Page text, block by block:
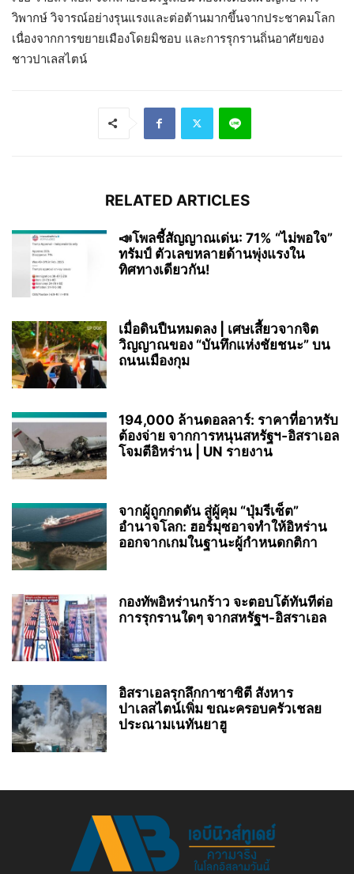
วิพากษ์ วิจารณ์อย่างรุนแรงและต่อต้านมากขึ้นจากประชาคมโลก
เนื่องจากการขยายเมืองโดยมิชอบ และการรุกรานถิ่นอาศัยของ
ชาวปาเลสไตน์
RELATED ARTICLES
📣โพลชี้สัญญาณเด่น: 71% “ไม่พอใจ”
ทรัมป์ ตัวเลขหลายด้านพุ่งแรงใน
ทิศทางเดียวกัน!
เมื่อดินปืนหมดลง | เศษเสี้ยวจากจิต
วิญญาณของ “บันทึกแห่งชัยชนะ” บน
ถนนเมืองกุม
194,000 ล้านดอลลาร์: ราคาที่อาหรับ
ต้องจ่าย จากการหนุนสหรัฐฯ‑อิสราเอล
โจมตีอิหร่าน | UN รายงาน
จากผู้ถูกกดดัน สู่ผู้คุม “ปุ่มรีเซ็ต”
อำนาจโลก: ฮอร์มุซอาจทำให้อิหร่าน
ออกจากเกมในฐานะผู้กำหนดกติกา
กองทัพอิหร่านกร้าว จะตอบโต้ทันทีต่อ
การรุกรานใดๆ จากสหรัฐฯ-อิสราเอล
อิสราเอลรุกลึกกาซาซิตี สังหาร
ปาเลสไตน์เพิ่ม ขณะครอบครัวเชลย
ประณามเนทันยาฮู